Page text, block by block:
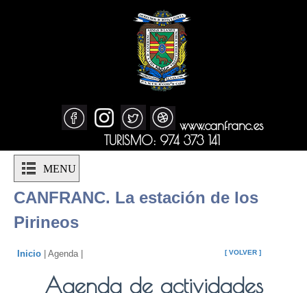
www.canfranc.es
TURISMO: 974 373 141
MENU
CANFRANC. La estación de los
Pirineos
[ VOLVER ]
Inicio | Agenda |
Agenda de actividades